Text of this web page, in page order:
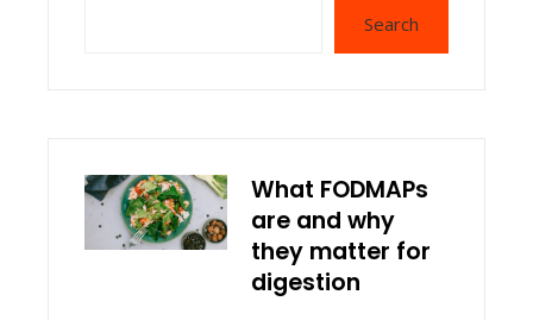
Search
What FODMAPs
are and why
they matter for
digestion